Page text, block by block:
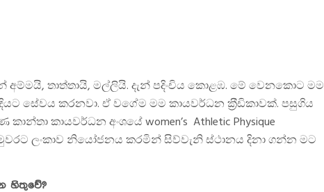
තාත්තායි, මල්ලියි. දැන් පදිංචිය කොළඹ. මේ වෙනකොට මම
සේවය කරනවා. ඒ වගේම මම කායවර්ධන ක‍්‍රීඩිකාවක්. පසුගිය
කායවර්ධන අංශයේ women’s Athletic Physique
ලංකාව නියෝජනය කරමින් සිව්වැනි ස්ථානය දිනා ගන්න මට
හිතුවේ?